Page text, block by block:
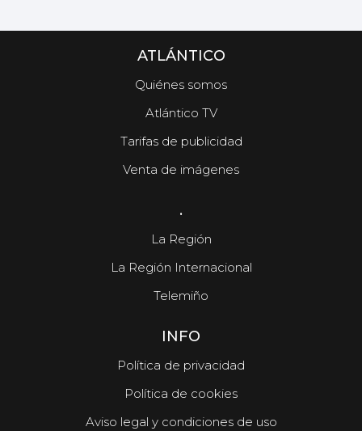
ATLÁNTICO
Quiénes somos
Atlántico TV
Tarifas de publicidad
Venta de imágenes
.
La Región
La Región Internacional
Telemiño
INFO
Política de privacidad
Política de cookies
Aviso legal y condiciones de uso